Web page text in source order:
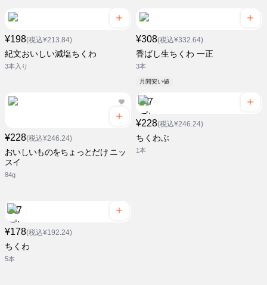
¥198(税込¥213.84)
紀文おいしい減塩ちくわ
3本入り
¥308(税込¥332.64)
香ばし生ちくわ 一正
3本
月間安い値
¥228(税込¥246.24)
おいしいものをちょっとだけ ニッ
スイ
84g
¥228(税込¥246.24)
ちくわぶ
1本
¥178(税込¥192.24)
ちくわ
5本